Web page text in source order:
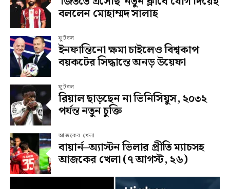
বললেন মোহাম্মদ সালাহ
ফুটবল
ইনফান্তিনো ক্ষমা চাইলেও বিশ্বকাপ
বয়কটের সিদ্ধান্তে অনড় উয়েফা
ফুটবল
রিয়াল ছাড়ছেন না ভিনিসিয়ুস, ২০৩২
পর্যন্ত নতুন চুক্তি
আজকের খেলা
বায়ার্ন–অ্যাস্টন ভিলার প্রীতি ম্যাচসহ
আজকের খেলা (৭ আগস্ট, ২৬)